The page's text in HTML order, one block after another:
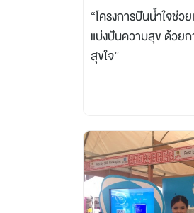
“โครงการปันน้ำใจช่ว
แบ่งปันความสุข ด้วย
สุขใจ”